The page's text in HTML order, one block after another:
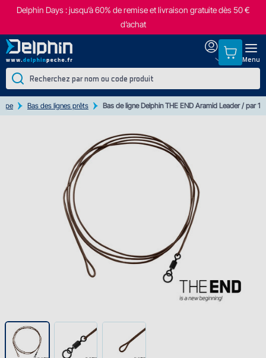
Delphin Days : jusqu’à 60% de remise et livraison gratuite dès 50 €
d’achat
Menu
Bas des lignes prêts Bas de ligne Delphin THE END Aramid Leader / par 1